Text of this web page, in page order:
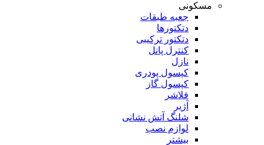
مسکونی
جعبه طبقات
دتکتورها
دتکتور ترکیبی
کنترل پانل
نازل
کپسول پودری
کپسول گاز
فلاشر
آژیر
شلنگ آتش نشانی
لوازم نصب
بیشتر